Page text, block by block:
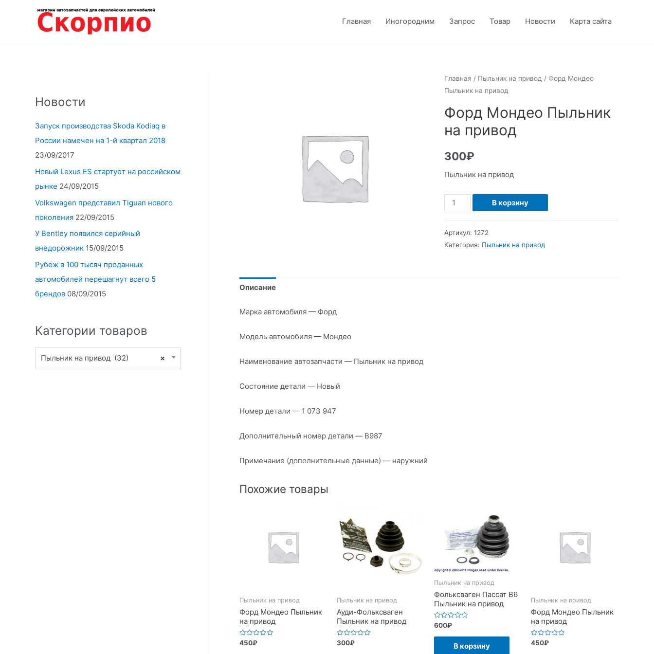
содержимому
Главная Иногородним Запрос Товар Новости Карта сайта
Новости
Запуск производства Skoda Kodiaq в
России намечен на 1-й квартал 2018
23/09/2017
Новый Lexus ES стартует на российском
рынке 24/09/2015
Volkswagen представил Tiguan нового
поколения 22/09/2015
У Bentley появился серийный
внедорожник 15/09/2015
Рубеж в 100 тысяч проданных
автомобилей перешагнут всего 5
брендов 08/09/2015
Категории товаров
×
Пыльник на привод (32)
Главная / Пыльник на привод / Форд Мондео
Пыльник на привод
Форд Мондео Пыльник
на привод
300₽
Пыльник на привод
Количество
Форд
Пыльник
В корзину
Артикул: 1272
Категория: Пыльник на привод
Описание
Марка автомобиля — Форд
Модель автомобиля — Мондео
Наименование автозапчасти — Пыльник на привод
Состояние детали — Новый
Номер детали — 1 073 947
Дополнительный номер детали — B987
Примечание (дополнительные данные) — наружний
Похожие товары
Пыльник на привод
Форд Мондео Пыльник
на привод
Оценка
450₽
Пыльник на привод
Ауди-Фольксваген
Пыльник на привод
Оценка
300₽
Пыльник на привод
Фольксваген Пассат В6
Пыльник на привод
Оценка
из
600₽
В корзину
Пыльник на привод
Форд Мондео Пыльник
на привод
Оценка
450₽